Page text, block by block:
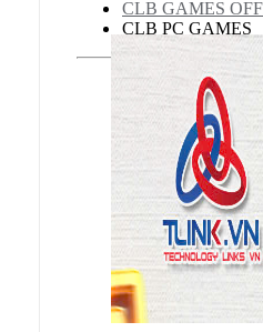
CLB GAMES
CLB PC GAMES